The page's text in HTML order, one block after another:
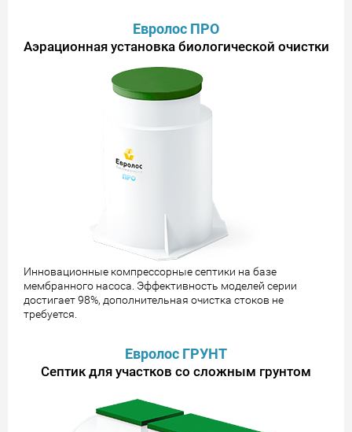
Евролос ПРО
Аэрационная установка биологической очистки
Инновационные компрессорные септики на базе
мембранного насоса. Эффективность моделей серии
достигает 98%, дополнительная очистка стоков не
требуется.
Евролос ГРУНТ
Септик для участков со сложным грунтом